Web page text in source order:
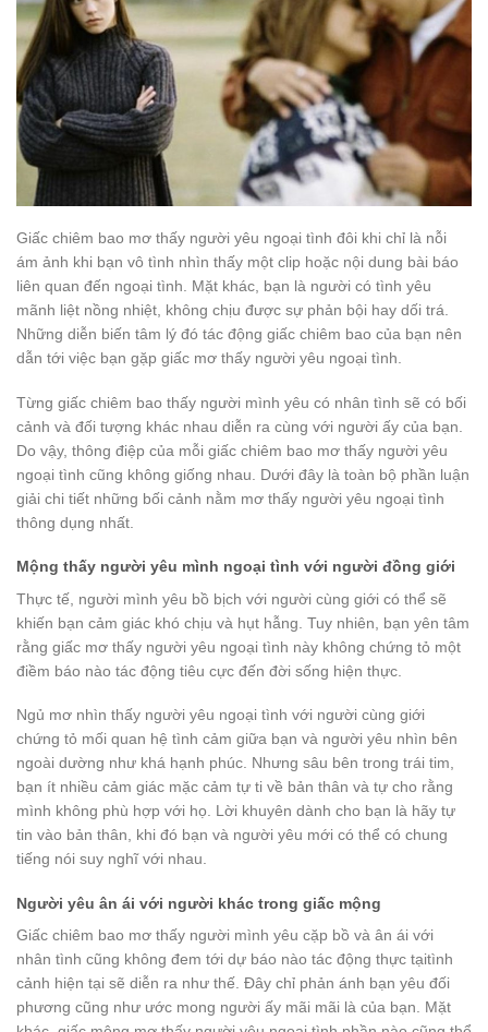
Giấc chiêm bao mơ thấy người yêu ngoại tình đôi khi chỉ là nỗi
ám ảnh khi bạn vô tình nhìn thấy một clip hoặc nội dung bài báo
liên quan đến ngoại tình. Mặt khác, bạn là người có tình yêu
mãnh liệt nồng nhiệt, không chịu được sự phản bội hay dối trá.
Những diễn biến tâm lý đó tác động giấc chiêm bao của bạn nên
dẫn tới việc bạn gặp giấc mơ thấy người yêu ngoại tình.
Từng giấc chiêm bao thấy người mình yêu có nhân tình sẽ có bối
cảnh và đối tượng khác nhau diễn ra cùng với người ấy của bạn.
Do vậy, thông điệp của mỗi giấc chiêm bao mơ thấy người yêu
ngoại tình cũng không giống nhau. Dưới đây là toàn bộ phần luận
giải chi tiết những bối cảnh nằm mơ thấy người yêu ngoại tình
thông dụng nhất.
Mộng thấy người yêu mình ngoại tình với người đồng giới
Thực tế, người mình yêu bồ bịch với người cùng giới có thể sẽ
khiến bạn cảm giác khó chịu và hụt hẫng. Tuy nhiên, bạn yên tâm
rằng giấc mơ thấy người yêu ngoại tình này không chứng tỏ một
điềm báo nào tác động tiêu cực đến đời sống hiện thực.
Ngủ mơ nhìn thấy người yêu ngoại tình với người cùng giới
chứng tỏ mối quan hệ tình cảm giữa bạn và người yêu nhìn bên
ngoài dường như khá hạnh phúc. Nhưng sâu bên trong trái tim,
bạn ít nhiều cảm giác mặc cảm tự ti về bản thân và tự cho rằng
mình không phù hợp với họ. Lời khuyên dành cho bạn là hãy tự
tin vào bản thân, khi đó bạn và người yêu mới có thể có chung
tiếng nói suy nghĩ với nhau.
Người yêu ân ái với người khác trong giấc mộng
Giấc chiêm bao mơ thấy người mình yêu cặp bồ và ân ái với
nhân tình cũng không đem tới dự báo nào tác động thực tạitình
cảnh hiện tại sẽ diễn ra như thế. Đây chỉ phản ánh bạn yêu đối
phương cũng như ước mong người ấy mãi mãi là của bạn. Mặt